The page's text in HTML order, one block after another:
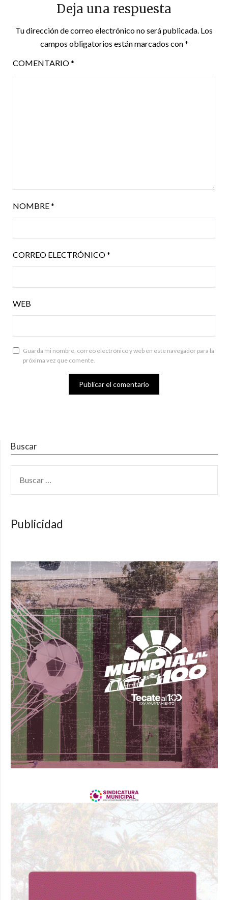
Deja una respuesta
Tu dirección de correo electrónico no será publicada. Los
campos obligatorios están marcados con*
COMENTARIO*
NOMBRE*
CORREO ELECTRÓNICO*
WEB
Guarda mi nombre, correo electrónico y web en este navegador para la
próxima vez que comente.
Buscar
Publicidad